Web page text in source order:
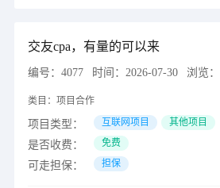
交友cpa，有量的可以来
编号： 4077 时间： 2026-07-30 浏览：
类目： 项目合作
项目类型： 互联网项目 其他项目
是否收费： 免费
可走担保： 担保